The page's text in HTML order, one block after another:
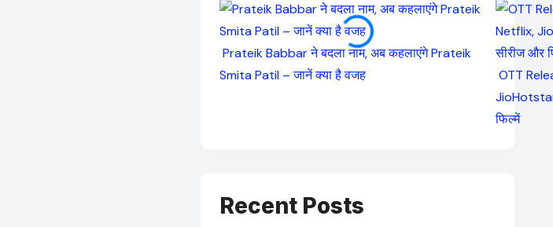
Prateik Babbar ने बदला नाम, अब कहलाएंगे Prateik
Smita Patil – जानें क्या है वजह
OTT
फिल्में
Recent Posts